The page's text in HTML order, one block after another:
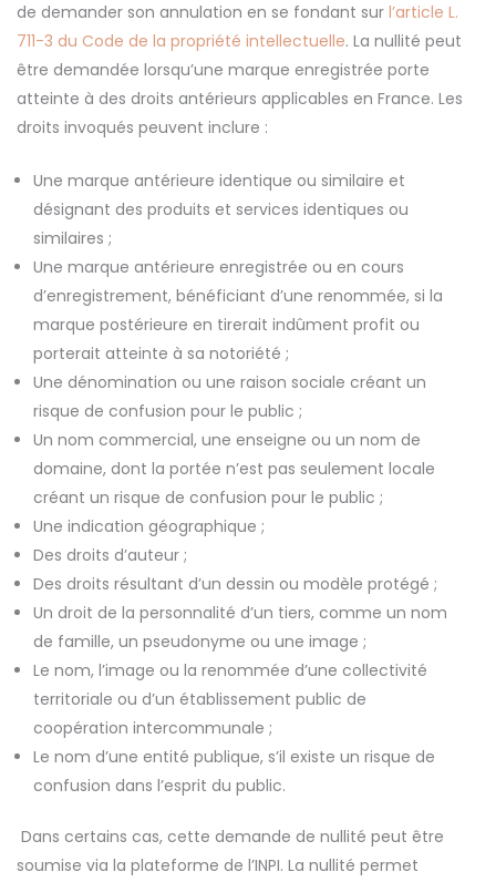
de demander son annulation en se fondant sur l’article L.
711-3 du Code de la propriété intellectuelle. La nullité peut
être demandée lorsqu’une marque enregistrée porte
atteinte à des droits antérieurs applicables en France. Les
droits invoqués peuvent inclure :
Une marque antérieure identique ou similaire et
désignant des produits et services identiques ou
similaires ;
Une marque antérieure enregistrée ou en cours
d’enregistrement, bénéficiant d’une renommée, si la
marque postérieure en tirerait indûment profit ou
porterait atteinte à sa notoriété ;
Une dénomination ou une raison sociale créant un
risque de confusion pour le public ;
Un nom commercial, une enseigne ou un nom de
domaine, dont la portée n’est pas seulement locale
créant un risque de confusion pour le public ;
Une indication géographique ;
Des droits d’auteur ;
Des droits résultant d’un dessin ou modèle protégé ;
Un droit de la personnalité d’un tiers, comme un nom
de famille, un pseudonyme ou une image ;
Le nom, l’image ou la renommée d’une collectivité
territoriale ou d’un établissement public de
coopération intercommunale ;
Le nom d’une entité publique, s’il existe un risque de
confusion dans l’esprit du public.
Dans certains cas, cette demande de nullité peut être
soumise via la plateforme de l’INPI. La nullité permet